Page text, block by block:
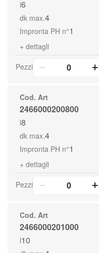
l6
dk max.4
Impronta PH n°1
+ dettagli
Pezzi
Cod. Art
2466000200800
l8
dk max.4
Impronta PH n°1
+ dettagli
Pezzi
Cod. Art
2466000201000
l10